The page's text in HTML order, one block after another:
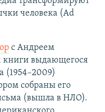
человека (Ad
с Андреем
книги выдающегося
(1954–2009)
собраны его
(вышла в НЛО).